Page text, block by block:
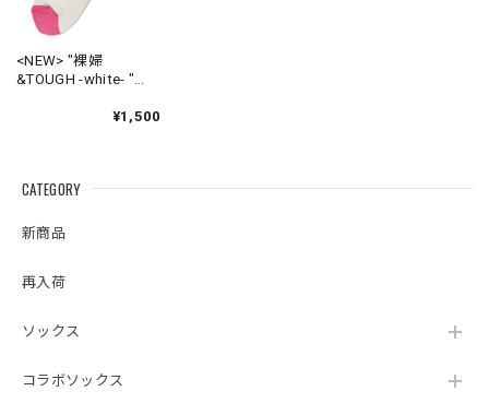
<NEW> "裸婦
&TOUGH -white- "
¥1,500
CATEGORY
新商品
再入荷
ソックス
コラボソックス